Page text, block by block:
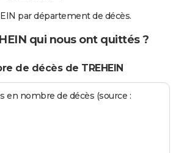
par département de décès.
qui nous ont quittés ?
de décès de TREHEIN
en nombre de décès (source :